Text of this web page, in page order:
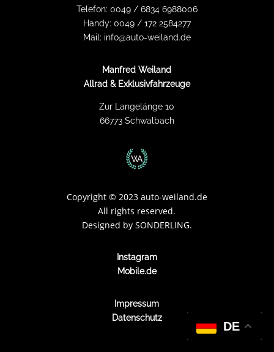
Telefon: 0049 / 6834 6988006
Handy: 0049 / 172 2584277
Mail: info@auto-weiland.de
Manfred Weiland
Allrad & Exklusivfahrzeuge
Zur Langelänge 10
66773 Schwalbach
Copyright © 2023 auto-weiland.de
All rights reserved.
Designed by SONDERLING.
Instagram
Mobile.de
Impressum
Datenschutz
DE